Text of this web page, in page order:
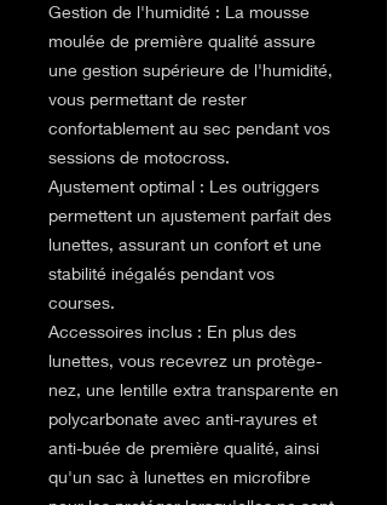
Gestion de l'humidité : La mousse
moulée de première qualité assure
une gestion supérieure de l'humidité,
vous permettant de rester
confortablement au sec pendant vos
sessions de motocross.
Ajustement optimal : Les outriggers
permettent un ajustement parfait des
lunettes, assurant un confort et une
stabilité inégalés pendant vos
courses.
Accessoires inclus : En plus des
lunettes, vous recevrez un protège-
nez, une lentille extra transparente en
polycarbonate avec anti-rayures et
anti-buée de première qualité, ainsi
qu'un sac à lunettes en microfibre